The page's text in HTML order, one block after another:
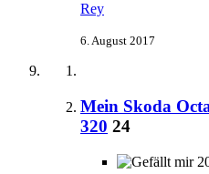
Rey
6. August 2017
Mein Skoda
320 24